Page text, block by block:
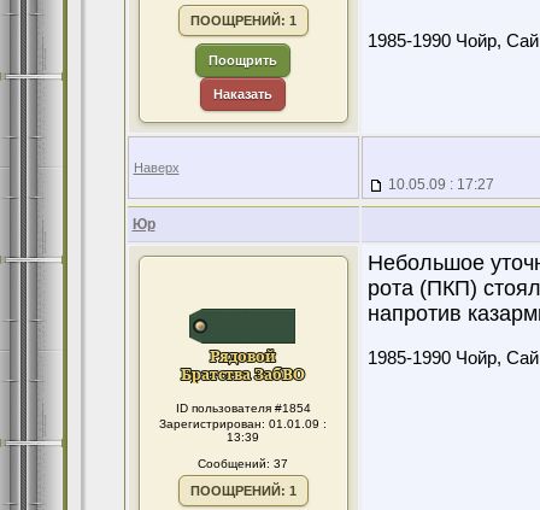
ПООЩРЕНИЙ: 1
Поощрить
Наказать
1985-1990 Чойр,
Наверх
10.05.09 : 17:27
Юр
ID пользователя #1854
Зарегистрирован: 01.01.09 :
13:39
Сообщений: 37
ПООЩРЕНИЙ: 1
Небольшое
рота (ПКП)
напротив
1985-1990 Чойр,